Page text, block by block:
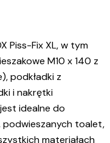
Piss-Fix XL, w tym
M10 x 140 z
podkładki z
i nakrętki
idealne do
podwieszanych toalet,
materiałach